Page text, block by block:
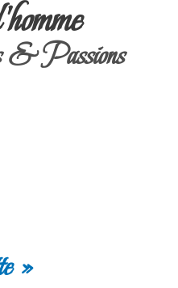
& Passions
»